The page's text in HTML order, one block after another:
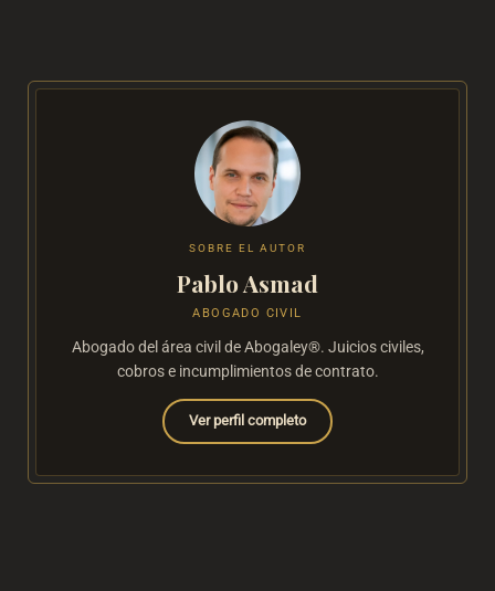
SOBRE EL AUTOR
Pablo Asmad
ABOGADO CIVIL
Abogado del área civil de Abogaley®. Juicios civiles,
cobros e incumplimientos de contrato.
Ver perfil completo